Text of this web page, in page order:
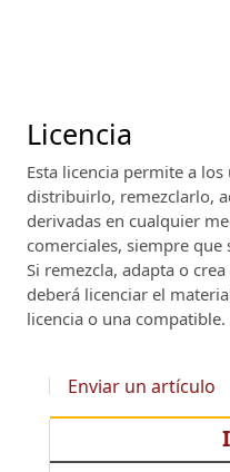
Licencia
Esta licencia permite a
distribuirlo, remezclarlo,
derivadas en cualquier
comerciales, siempre que
Si remezcla, adapta o
deberá licenciar el
licencia o una compatible.
Enviar un artículo